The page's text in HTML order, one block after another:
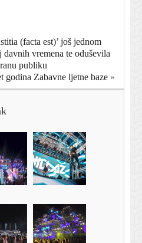
(facta est)’ još jednom
vremena te oduševila
publiku
godina Zabavne ljetne baze »